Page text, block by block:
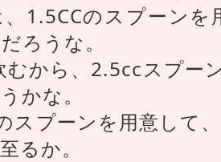
1.5CCのスプーン
ろうな。
むから、2.5ccスプー
かな。
スプーンを用意して
るか。